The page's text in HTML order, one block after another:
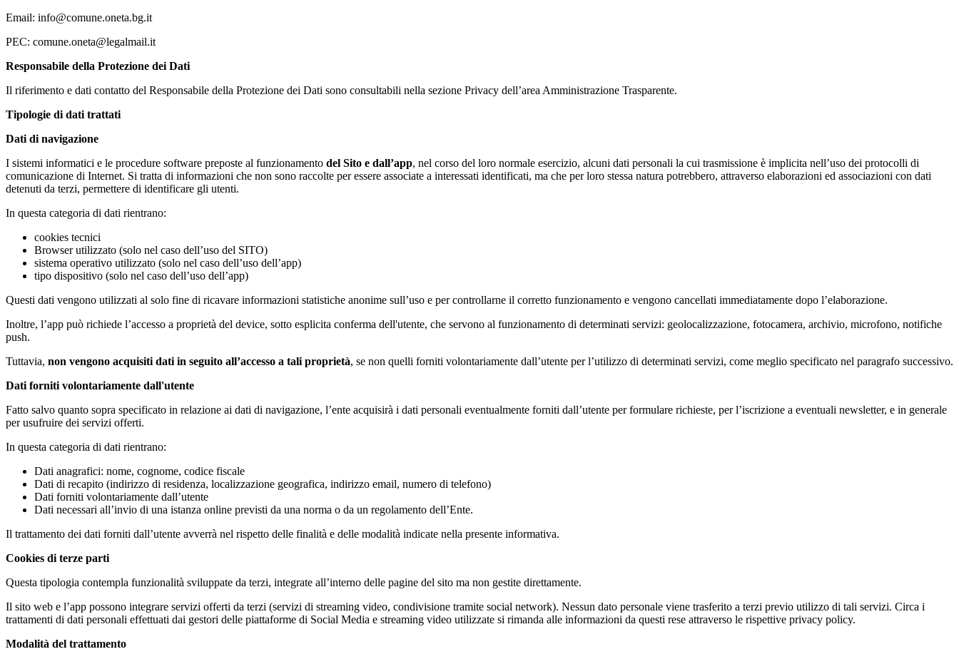
Email: info@comune.oneta.bg.it
PEC: comune.oneta@legalmail.it
Responsabile della Protezione dei Dati
Il riferimento e dati contatto del Responsabile della Protezione dei Dati sono consultabili nella sezione Privacy dell’area Amministrazione Trasparente.
Tipologie di dati trattati
Dati di navigazione
I sistemi informatici e le procedure software preposte al funzionamento del Sito e dall’app, nel corso del loro normale esercizio, alcuni dati personali la cui trasmissione è implicita nell’uso dei protocolli di
comunicazione di Internet. Si tratta di informazioni che non sono raccolte per essere associate a interessati identificati, ma che per loro stessa natura potrebbero, attraverso elaborazioni ed associazioni con dati
detenuti da terzi, permettere di identificare gli utenti.
In questa categoria di dati rientrano:
cookies tecnici
Browser utilizzato (solo nel caso dell’uso del SITO)
sistema operativo utilizzato (solo nel caso dell’uso dell’app)
tipo dispositivo (solo nel caso dell’uso dell’app)
Questi dati vengono utilizzati al solo fine di ricavare informazioni statistiche anonime sull’uso e per controllarne il corretto funzionamento e vengono cancellati immediatamente dopo l’elaborazione.
Inoltre, l’app può richiede l’accesso a proprietà del device, sotto esplicita conferma dell'utente, che servono al funzionamento di determinati servizi: geolocalizzazione, fotocamera, archivio, microfono, notifiche
push.
Tuttavia, non vengono acquisiti dati in seguito all’accesso a tali proprietà, se non quelli forniti volontariamente dall’utente per l’utilizzo di determinati servizi, come meglio specificato nel paragrafo successivo.
Dati forniti volontariamente dall'utente
Fatto salvo quanto sopra specificato in relazione ai dati di navigazione, l’ente acquisirà i dati personali eventualmente forniti dall’utente per formulare richieste, per l’iscrizione a eventuali newsletter, e in generale
per usufruire dei servizi offerti.
In questa categoria di dati rientrano:
Dati anagrafici: nome, cognome, codice fiscale
Dati di recapito (indirizzo di residenza, localizzazione geografica, indirizzo email, numero di telefono)
Dati forniti volontariamente dall’utente
Dati necessari all’invio di una istanza online previsti da una norma o da un regolamento dell’Ente.
Il trattamento dei dati forniti dall’utente avverrà nel rispetto delle finalità e delle modalità indicate nella presente informativa.
Cookies di terze parti
Questa tipologia contempla funzionalità sviluppate da terzi, integrate all’interno delle pagine del sito ma non gestite direttamente.
Il sito web e l’app possono integrare servizi offerti da terzi (servizi di streaming video, condivisione tramite social network). Nessun dato personale viene trasferito a terzi previo utilizzo di tali servizi. Circa i
trattamenti di dati personali effettuati dai gestori delle piattaforme di Social Media e streaming video utilizzate si rimanda alle informazioni da questi rese attraverso le rispettive privacy policy.
Modalità del trattamento